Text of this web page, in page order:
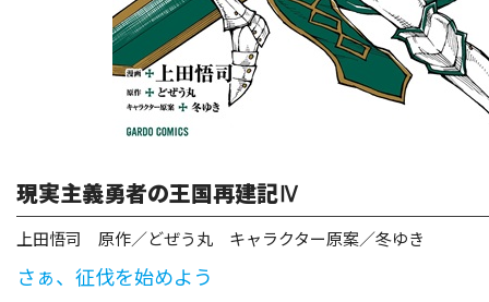
コミックエッセイ
現実主義勇者の王国再建記Ⅳ
上田悟司 原作／どぜう丸 キャラクター原案／冬ゆき
さぁ、征伐を始めよう